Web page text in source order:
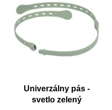
Univerzálny pás -
svetlo zelený